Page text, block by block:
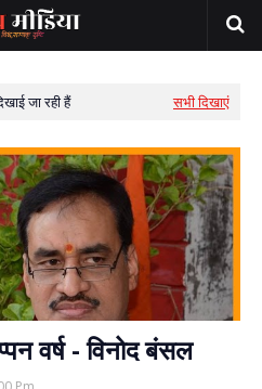
जा रही हैं सभी दिखाएं
वर्ष - विनोद बंसल